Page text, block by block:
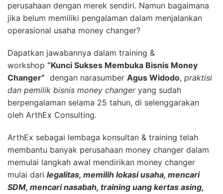
perusahaan dengan merek sendiri. Namun bagaimana
jika belum memiliki pengalaman dalam menjalankan
operasional usaha money changer?
Dapatkan jawabannya dalam training &
workshop “Kunci Sukses Membuka Bisnis Money
Changer” dengan narasumber Agus Widodo, praktisi
dan pemilik bisnis money changeryang sudah
berpengalaman selama 25 tahun, di selenggarakan
oleh ArthEx Consulting.
ArthEx sebagai lembaga konsultan & training telah
membantu banyak perusahaan money changer dalam
memulai langkah awal mendirikan money changer
mulai dari legalitas, memilih lokasi usaha, mencari
SDM, mencari nasabah, training uang kertas asing,